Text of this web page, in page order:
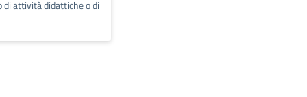
attività didattiche o di